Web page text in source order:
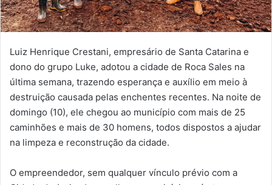
Luiz Henrique Crestani, empresário de Santa Catarina e
dono do grupo Luke, adotou a cidade de Roca Sales na
última semana, trazendo esperança e auxílio em meio à
destruição causada pelas enchentes recentes. Na noite de
domingo (10), ele chegou ao município com mais de 25
caminhões e mais de 30 homens, todos dispostos a ajudar
na limpeza e reconstrução da cidade.
O empreendedor, sem qualquer vínculo prévio com a